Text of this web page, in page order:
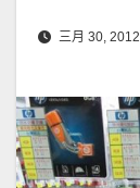
三月 30, 2012